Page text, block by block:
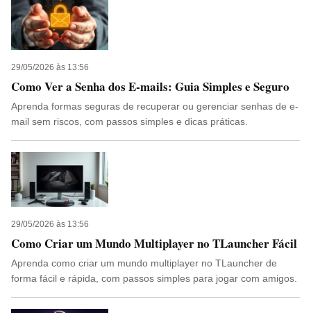
29/05/2026 às 13:56
Como Ver a Senha dos E-mails: Guia Simples e Seguro
Aprenda formas seguras de recuperar ou gerenciar senhas de e-
mail sem riscos, com passos simples e dicas práticas.
29/05/2026 às 13:56
Como Criar um Mundo Multiplayer no TLauncher Fácil
Aprenda como criar um mundo multiplayer no TLauncher de
forma fácil e rápida, com passos simples para jogar com amigos.